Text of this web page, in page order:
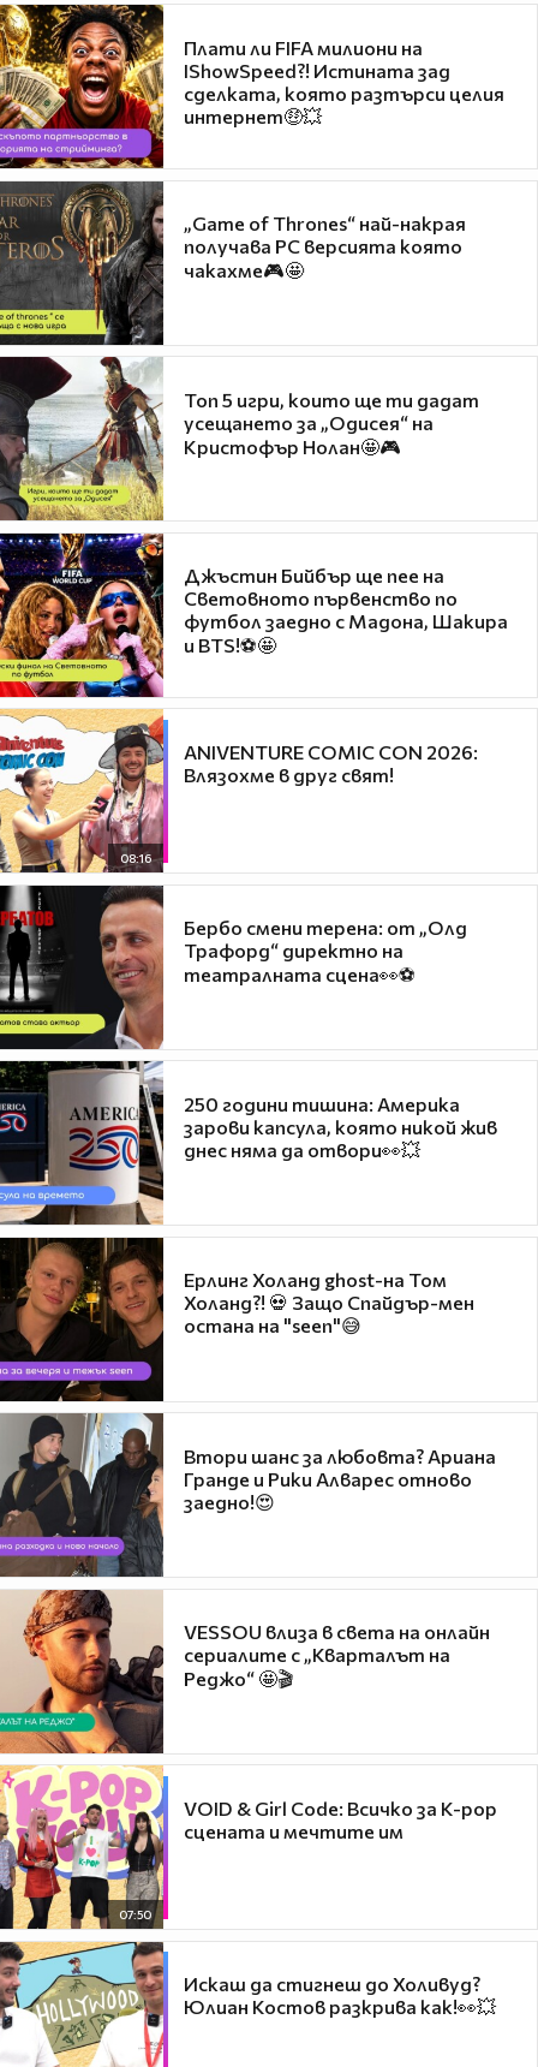
Плати ли FIFA милиони на
IShowSpeed?! Истината зад
сделката, която разтърси целия
интернет🤑💥
„Game of Thrones“ най-накрая
получава PC версията която
чакахме🎮🤩
Топ 5 игри, които ще ти дадат
усещането за „Одисея“ на
Кристофър Нолан🤩🎮
Джъстин Бийбър ще пее на
Световното първенство по
футбол заедно с Мадона, Шакира
и BTS!⚽🤩
08:16
ANIVENTURE COMIC CON 2026:
Влязохме в друг свят!
Бербо смени терена: от „Олд
Трафорд“ директно на
театралната сцена👀⚽
250 години тишина: Америка
зарови капсула, която никой жив
днес няма да отвори👀💥
Ерлинг Холанд ghost-на Том
Холанд?! 💀 Защо Спайдър-мен
остана на "seen"😅
Втори шанс за любовта? Ариана
Гранде и Рики Алварес отново
заедно!😍
VESSOU влиза в света на онлайн
сериалите с „Кварталът на
Реджо“ 🤩🎬
07:50
VOID & Girl Code: Всичко за K-pop
сцената и мечтите им
Искаш да стигнеш до Холивуд?
Юлиан Костов разкрива как!👀💥